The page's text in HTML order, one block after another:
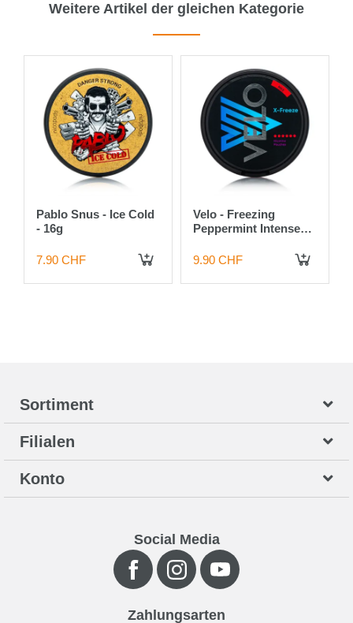
Weitere Artikel der gleichen Kategorie
Pablo Snus - Ice Cold
- 16g
7.90 CHF
Velo - Freezing
Peppermint Intense
9.90 CHF
Sortiment
Filialen
Konto
Social Media
Zahlungsarten